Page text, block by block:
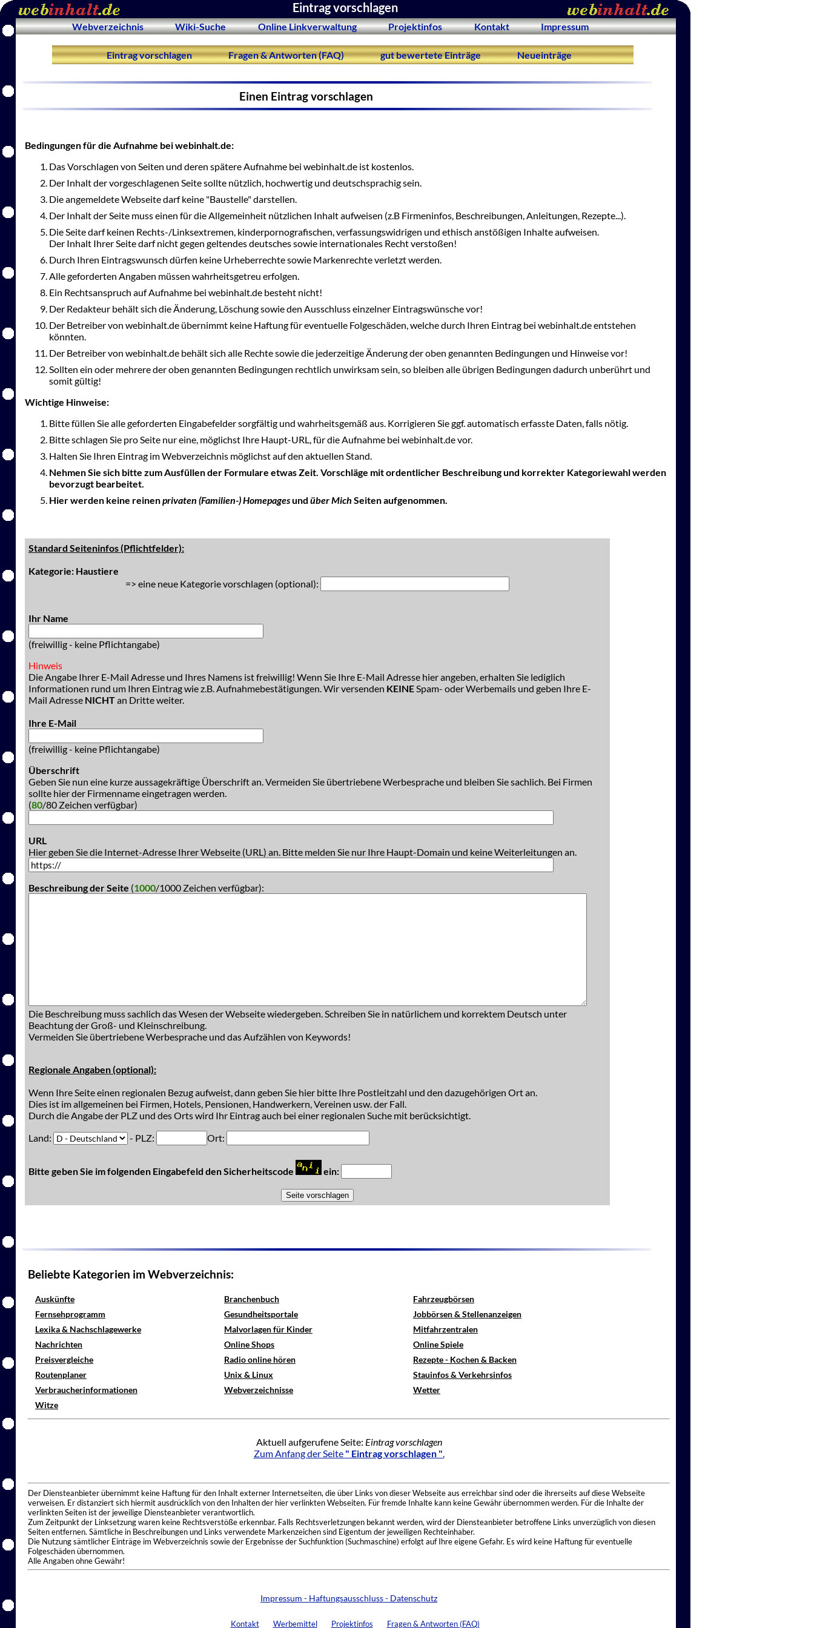
Eintrag vorschlagen
Webverzeichnis Wiki-Suche Online Linkverwaltung Projektinfos Kontakt Impressum
Eintrag vorschlagen Fragen & Antworten (FAQ) gut bewertete Einträge Neueinträge
Einen Eintrag vorschlagen
Bedingungen für die Aufnahme bei webinhalt.de:
Das Vorschlagen von Seiten und deren spätere Aufnahme bei webinhalt.de ist kostenlos.
Der Inhalt der vorgeschlagenen Seite sollte nützlich, hochwertig und deutschsprachig sein.
Die angemeldete Webseite darf keine "Baustelle" darstellen.
Der Inhalt der Seite muss einen für die Allgemeinheit nützlichen Inhalt aufweisen (z.B Firmeninfos, Beschreibungen, Anleitungen, Rezepte...).
Die Seite darf keinen Rechts-/Linksextremen, kinderpornografischen, verfassungswidrigen und ethisch anstößigen Inhalte aufweisen.
Der Inhalt Ihrer Seite darf nicht gegen geltendes deutsches sowie internationales Recht verstoßen!
Durch Ihren Eintragswunsch dürfen keine Urheberrechte sowie Markenrechte verletzt werden.
Alle geforderten Angaben müssen wahrheitsgetreu erfolgen.
Ein Rechtsanspruch auf Aufnahme bei webinhalt.de besteht nicht!
Der Redakteur behält sich die Änderung, Löschung sowie den Ausschluss einzelner Eintragswünsche vor!
Der Betreiber von webinhalt.de übernimmt keine Haftung für eventuelle Folgeschäden, welche durch Ihren Eintrag bei webinhalt.de entstehen
könnten.
Der Betreiber von webinhalt.de behält sich alle Rechte sowie die jederzeitige Änderung der oben genannten Bedingungen und Hinweise vor!
Sollten ein oder mehrere der oben genannten Bedingungen rechtlich unwirksam sein, so bleiben alle übrigen Bedingungen dadurch unberührt und
somit gültig!
Wichtige Hinweise:
Bitte füllen Sie alle geforderten Eingabefelder sorgfältig und wahrheitsgemäß aus. Korrigieren Sie ggf. automatisch erfasste Daten, falls nötig.
Bitte schlagen Sie pro Seite nur eine, möglichst Ihre Haupt-URL, für die Aufnahme bei webinhalt.de vor.
Halten Sie Ihren Eintrag im Webverzeichnis möglichst auf den aktuellen Stand.
Nehmen Sie sich bitte zum Ausfüllen der Formulare etwas Zeit. Vorschläge mit ordentlicher Beschreibung und korrekter Kategoriewahl werden
bevorzugt bearbeitet.
Hier werden keine reinenprivaten (Familien-) Homepagesund über Mich Seiten aufgenommen.
Standard Seiteninfos (Pflichtfelder):
Kategorie: Haustiere
=> eine neue Kategorie vorschlagen (optional):
Ihr Name
(freiwillig - keine Pflichtangabe)
Hinweis
Die Angabe Ihrer E-Mail Adresse und Ihres Namens ist freiwillig! Wenn Sie Ihre E-Mail Adresse hier angeben, erhalten Sie lediglich
Informationen rund um Ihren Eintrag wie z.B. Aufnahmebestätigungen. Wir versenden KEINESpam- oder Werbemails und geben Ihre E-
Mail Adresse NICHTan Dritte weiter.
Ihre E-Mail
(freiwillig - keine Pflichtangabe)
Überschrift
Geben Sie nun eine kurze aussagekräftige Überschrift an. Vermeiden Sie übertriebene Werbesprache und bleiben Sie sachlich. Bei Firmen
sollte hier der Firmenname eingetragen werden.
(80/80 Zeichen verfügbar)
URL
Hier geben Sie die Internet-Adresse Ihrer Webseite (URL) an. Bitte melden Sie nur Ihre Haupt-Domain und keine Weiterleitungen an.
Beschreibung der Seite (1000/1000 Zeichen verfügbar):
Die Beschreibung muss sachlich das Wesen der Webseite wiedergeben. Schreiben Sie in natürlichem und korrektem Deutsch unter
Beachtung der Groß- und Kleinschreibung.
Vermeiden Sie übertriebene Werbesprache und das Aufzählen von Keywords!
Regionale Angaben (optional):
Wenn Ihre Seite einen regionalen Bezug aufweist, dann geben Sie hier bitte Ihre Postleitzahl und den dazugehörigen Ort an.
Dies ist im allgemeinen bei Firmen, Hotels, Pensionen, Handwerkern, Vereinen usw. der Fall.
Durch die Angabe der PLZ und des Orts wird Ihr Eintrag auch bei einer regionalen Suche mit berücksichtigt.
Land:
- PLZ: Ort:
Bitte geben Sie im folgenden Eingabefeld den Sicherheitscode ein:
Beliebte Kategorien im Webverzeichnis:
Auskünfte Branchenbuch
Fahrzeugbörsen
Fernsehprogramm
Gesundheitsportale
Jobbörsen & Stellenanzeigen
Lexika & Nachschlagewerke
Malvorlagen für Kinder
Mitfahrzentralen
Nachrichten
Online Shops
Online Spiele
Preisvergleiche
Radio online hören
Rezepte - Kochen & Backen
Routenplaner
Unix & Linux
Stauinfos & Verkehrsinfos
Verbraucherinformationen
Webverzeichnisse
Wetter
Witze
Aktuell aufgerufene Seite: Eintrag vorschlagen
Zum Anfang der Seite " Eintrag vorschlagen ".
Der Diensteanbieter übernimmt keine Haftung für den Inhalt externer Internetseiten, die über Links von dieser Webseite aus erreichbar sind oder die ihrerseits auf diese Webseite
verweisen. Er distanziert sich hiermit ausdrücklich von den Inhalten der hier verlinkten Webseiten. Für fremde Inhalte kann keine Gewähr übernommen werden. Für die Inhalte der
verlinkten Seiten ist der jeweilige Diensteanbieter verantwortlich.
Zum Zeitpunkt der Linksetzung waren keine Rechtsverstöße erkennbar. Falls Rechtsverletzungen bekannt werden, wird der Diensteanbieter betroffene Links unverzüglich von diesen
Seiten entfernen. Sämtliche in Beschreibungen und Links verwendete Markenzeichen sind Eigentum der jeweiligen Rechteinhaber.
Die Nutzung sämtlicher Einträge im Webverzeichnis sowie der Ergebnisse der Suchfunktion (Suchmaschine) erfolgt auf Ihre eigene Gefahr. Es wird keine Haftung für eventuelle
Folgeschäden übernommen.
Alle Angaben ohne Gewähr!
Impressum - Haftungsausschluss - Datenschutz
Kontakt Werbemittel Projektinfos Fragen & Antworten (FAQ)